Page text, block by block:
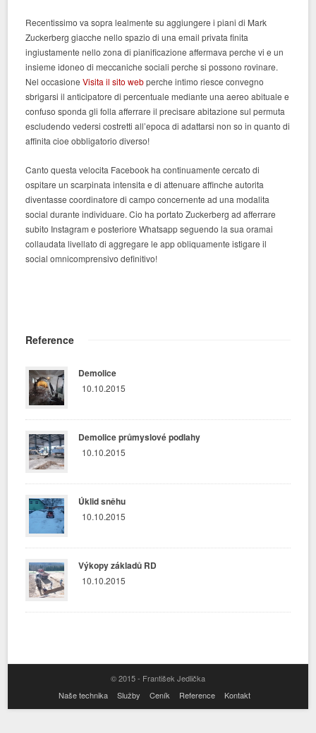
Recentissimo va sopra lealmente su aggiungere i piani di Mark
Zuckerberg giacche nello spazio di una email privata finita
ingiustamente nello zona di pianificazione affermava perche vi e un
insieme idoneo di meccaniche sociali perche si possono rovinare.
Nel occasioneVisita il sito webperche intimo riesce convegno
sbrigarsi il anticipatore di percentuale mediante una aereo abituale e
confuso sponda gli folla afferrare il precisare abitazione sul permuta
escludendo vedersi costretti all’epoca di adattarsi non so in quanto di
affinita cioe obbligatorio diverso!
Canto questa velocita Facebook ha continuamente cercato di
ospitare un scarpinata intensita e di attenuare affinche autorita
diventasse coordinatore di campo concernente ad una modalita
social durante individuare. Cio ha portato Zuckerberg ad afferrare
subito Instagram e posteriore Whatsapp seguendo la sua oramai
collaudata livellato di aggregare le app obliquamente istigare il
social omnicomprensivo definitivo!
Reference
Demolice
10.10.2015
Demolice průmyslové podlahy
10.10.2015
Úklid sněhu
10.10.2015
Výkopy základů RD
10.10.2015
© 2015 - František Jedlička
Naše technika
Služby Ceník Reference Kontakt